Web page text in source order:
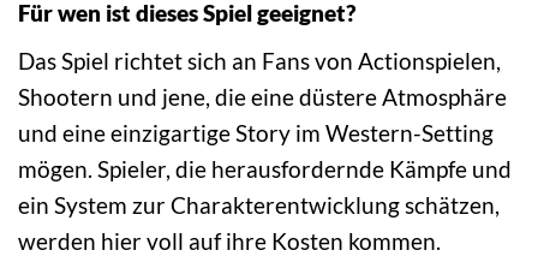
Für wen ist dieses Spiel geeignet?
Das Spiel richtet sich an Fans von Actionspielen,
Shootern und jene, die eine düstere Atmosphäre
und eine einzigartige Story im Western-Setting
mögen. Spieler, die herausfordernde Kämpfe und
ein System zur Charakterentwicklung schätzen,
werden hier voll auf ihre Kosten kommen.